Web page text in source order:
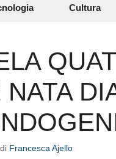
Cultura
NATA
di Francesca Ajello